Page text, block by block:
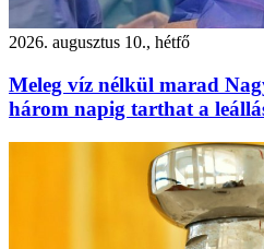
2026. augusztus 10., hétfő
Meleg víz nélkül marad
három napig tarthat a